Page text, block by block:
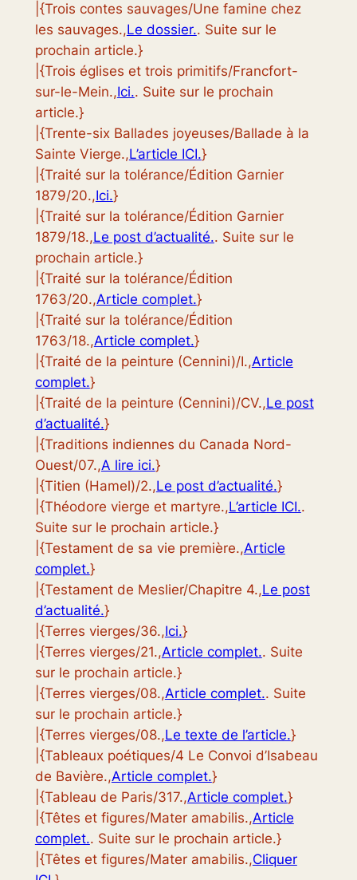
|{Trois contes sauvages/Une famine chez
les sauvages.,Le dossier.. Suite sur le
prochain article.}
|{Trois églises et trois primitifs/Francfort-
sur-le-Mein.,Ici.. Suite sur le prochain
article.}
|{Trente-six Ballades joyeuses/Ballade à la
Sainte Vierge.,L’article ICI.}
|{Traité sur la tolérance/Édition Garnier
1879/20.,Ici.}
|{Traité sur la tolérance/Édition Garnier
1879/18.,Le post d’actualité.. Suite sur le
prochain article.}
|{Traité sur la tolérance/Édition
1763/20.,Article complet.}
|{Traité sur la tolérance/Édition
1763/18.,Article complet.}
|{Traité de la peinture (Cennini)/I.,Article
complet.}
|{Traité de la peinture (Cennini)/CV.,Le post
d’actualité.}
|{Traditions indiennes du Canada Nord-
Ouest/07.,A lire ici.}
|{Titien (Hamel)/2.,Le post d’actualité.}
|{Théodore vierge et martyre.,L’article ICI..
Suite sur le prochain article.}
|{Testament de sa vie première.,Article
complet.}
|{Testament de Meslier/Chapitre 4.,Le post
d’actualité.}
|{Terres vierges/36.,Ici.}
|{Terres vierges/21.,Article complet.. Suite
sur le prochain article.}
|{Terres vierges/08.,Article complet.. Suite
sur le prochain article.}
|{Terres vierges/08.,Le texte de l’article.}
|{Tableaux poétiques/4 Le Convoi d’Isabeau
de Bavière.,Article complet.}
|{Tableau de Paris/317.,Article complet.}
|{Têtes et figures/Mater amabilis.,Article
complet.. Suite sur le prochain article.}
|{Têtes et figures/Mater amabilis.,Cliquer